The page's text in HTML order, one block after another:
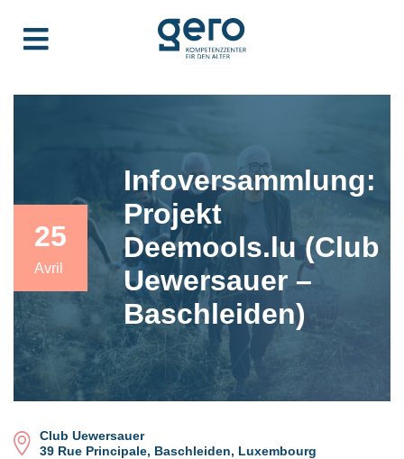
25
Avril
Infoversammlung:
Projekt
Deemools.lu (Club
Uewersauer –
Baschleiden)
Club Uewersauer
39 Rue Principale, Baschleiden, Luxembourg